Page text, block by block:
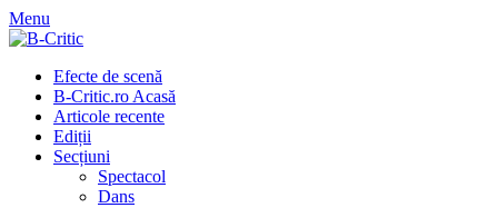
Skip
to
Menu
Primary
Menu
Efecte de scenă
B-Critic.ro Acasă
Articole recente
Ediții
Secțiuni
Spectacol
Dans